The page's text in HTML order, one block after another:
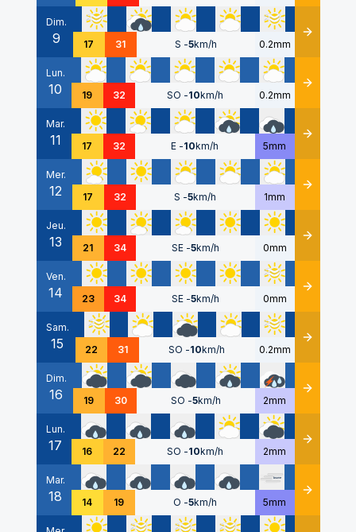
Dim.
9 17 31 S -5km/h 0.2mm Détails
Lun.
10 19 32 SO -10km/h 0.2mm Détails
Mar.
11 17 32 E -10km/h 5mm Détails
Mer.
12 17 32 S -5km/h 1mm Détails
Jeu.
13 21 34 SE -5km/h 0mm Détails
Ven.
14 23 34 SE -5km/h 0mm Détails
Sam.
15 22 31 SO -10km/h 0.2mm Détails
Dim.
16 19 30 SO -5km/h 2mm Détails
Lun.
17 16 22 SO -10km/h 2mm Détails
Mar.
18 14 19 O -5km/h 5mm Détails